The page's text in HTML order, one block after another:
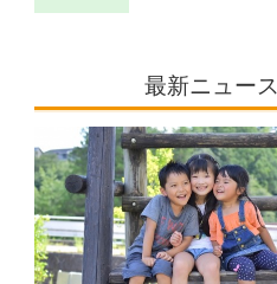
最新ニュース